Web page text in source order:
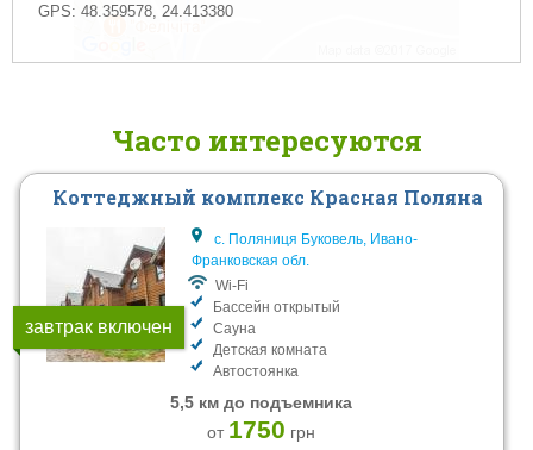
GPS:48.359578,24.413380
Часто интересуются
завтрак включен
Коттеджный комплекс Красная Поляна
с. Поляниця Буковель, Ивано-
Франковская обл.
Wi-Fi
Бассейн открытый
Сауна
Детская комната
Автостоянка
5,5 км до подъемника
от 1750 грн